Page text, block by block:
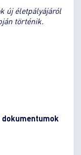
új életpályájáról
történik.